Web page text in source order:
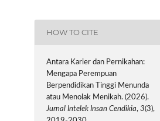
HOW TO CITE
Antara Karier dan Pernikahan:
Mengapa Perempuan
Berpendidikan Tinggi Menunda
atau Menolak Menikah. (2026).
Jurnal Intelek Insan Cendikia,3(3),